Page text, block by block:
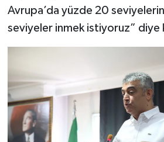
Avrupa’da yüzde 20
seviyeler inmek istiyoruz” diye